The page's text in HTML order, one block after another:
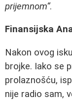
prijemnom“.
Finansijska
Nakon ovog
brojke. Iako se
prolaznošću,
nije radio sam,